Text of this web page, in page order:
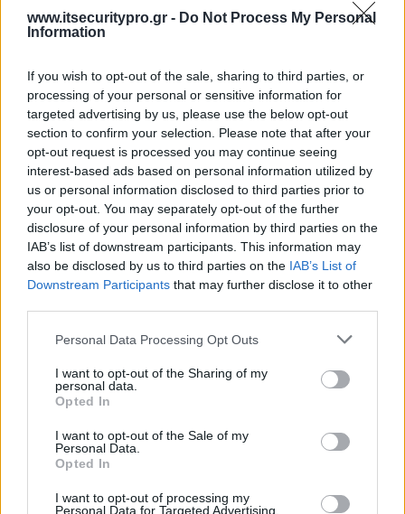
www.itsecuritypro.gr - Do Not Process My Personal
Information
If you wish to opt-out of the sale, sharing to third parties, or
processing of your personal or sensitive information for
targeted advertising by us, please use the below opt-out
section to confirm your selection. Please note that after your
opt-out request is processed you may continue seeing
interest-based ads based on personal information utilized by
us or personal information disclosed to third parties prior to
your opt-out. You may separately opt-out of the further
disclosure of your personal information by third parties on the
IAB’s list of downstream participants. This information may
also be disclosed by us to third parties on the IAB’s List of
Downstream Participants that may further disclose it to other
Personal Data Processing Opt Outs
I want to opt-out of the Sharing of my
personal data.
Opted In
I want to opt-out of the Sale of my
Personal Data.
Opted In
I want to opt-out of processing my
Personal Data for Targeted Advertising.